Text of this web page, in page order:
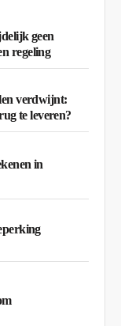
geen
regeling
verdwijnt:
te leveren?
in